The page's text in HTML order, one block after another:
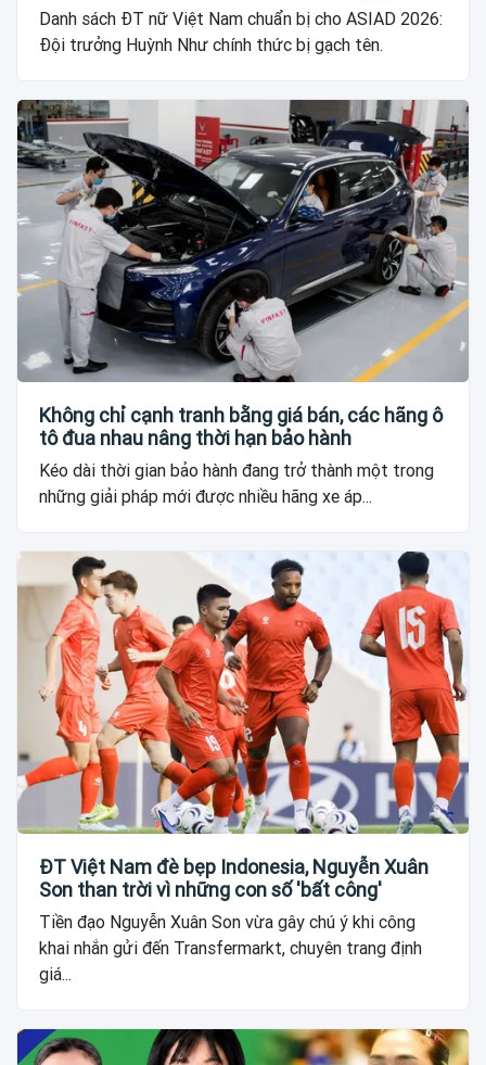
Danh sách ĐT nữ Việt Nam chuẩn bị cho ASIAD 2026:
Đội trưởng Huỳnh Như chính thức bị gạch tên.
Không chỉ cạnh tranh bằng giá bán, các hãng ô
tô đua nhau nâng thời hạn bảo hành
Kéo dài thời gian bảo hành đang trở thành một trong
những giải pháp mới được nhiều hãng xe áp...
ĐT Việt Nam đè bẹp Indonesia, Nguyễn Xuân
Son than trời vì những con số 'bất công'
Tiền đạo Nguyễn Xuân Son vừa gây chú ý khi công
khai nhắn gửi đến Transfermarkt, chuyên trang định
giá...